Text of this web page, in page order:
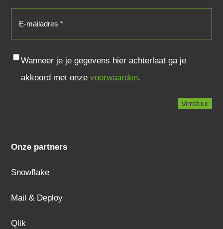
Consent
Wanneer je je gegevens hier achterlaat ga je
akkoord met onzevoorwaarden.
Onze partners
Snowflake
Mail & Deploy
Qlik